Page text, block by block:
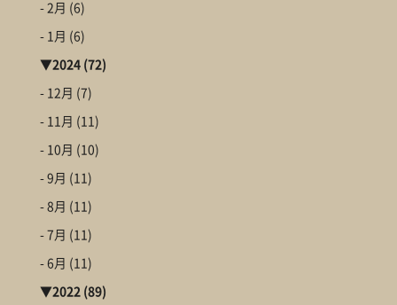
- 2月 (6)
- 1月 (6)
▼2024(72)
- 12月 (7)
- 11月 (11)
- 10月 (10)
- 9月 (11)
- 8月 (11)
- 7月 (11)
- 6月 (11)
▼2022 (89)